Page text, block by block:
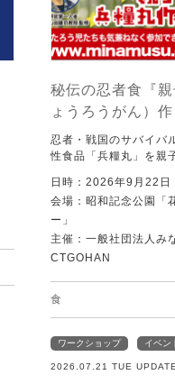
秘伝の忍者食『
ょうろうがん）
忍者・戦国のサバイバ
性食品「兵糧丸」を親
日時：2026年9月22日
会場：昭和記念公園「
ー」
主催：一般社団法人み
CTGOHAN
食
ワークショップ イベン
2026.07.21 TUE